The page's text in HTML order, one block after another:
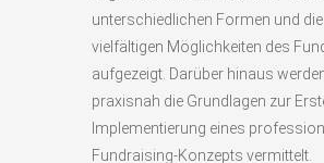
unterschiedlichen Formen und die
vielfältigen Möglichkeiten des
aufgezeigt. Darüber hinaus
praxisnah die Grundlagen zur
Implementierung eines
Fundraising-Konzepts vermittelt.